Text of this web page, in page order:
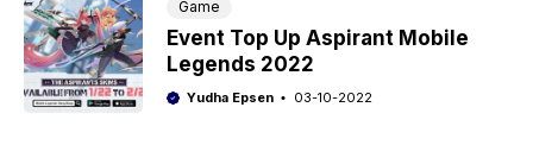
Game
Event Top Up Aspirant Mobile
Legends 2022
Yudha Epsen 03-10-2022